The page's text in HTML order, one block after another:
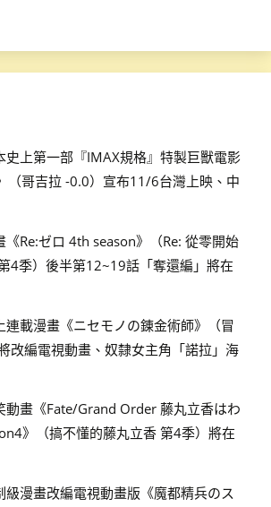
上第一部『IMAX規格』特製巨獸電影
（哥吉拉 -0.0）宣布11/6台灣上映、中
Re:ゼロ 4th season》（Re: 從零開始
4季）後半第12~19話「奪還編」將在
載漫畫《ニセモノの錬金術師》（冒
改編電視動畫、奴隸女主角「諾拉」海
動畫《Fate/Grand Order 藤丸立香はわ
》（搞不懂的藤丸立香 第4季）將在
漫畫改編電視動畫版《魔都精兵のス